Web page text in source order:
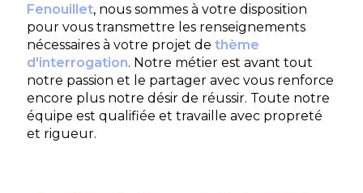
Fenouillet, nous sommes à votre disposition
pour vous transmettre les renseignements
nécessaires à votre projet de thème
d'interrogation. Notre métier est avant tout
notre passion et le partager avec vous renforce
encore plus notre désir de réussir. Toute notre
équipe est qualifiée et travaille avec propreté
et rigueur.